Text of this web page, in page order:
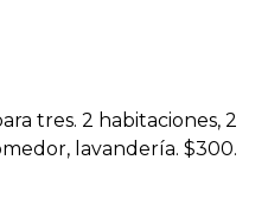
tres. 2 habitaciones, 2
lavandería. $300.